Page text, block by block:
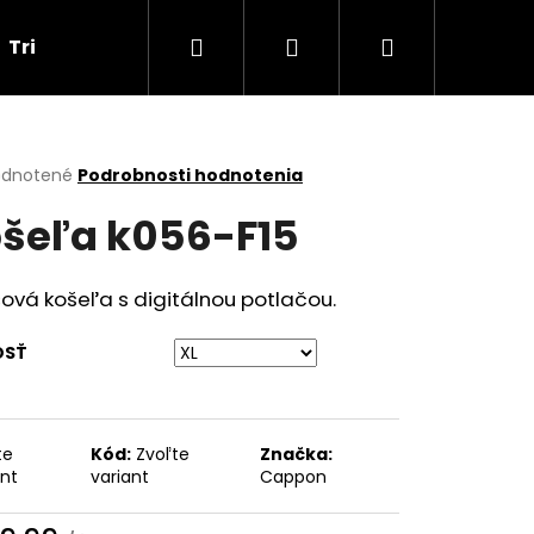
Tričká Darčekové poukážky
Hľadať PrihlásenieNákupný
Podrobnosti hodnotenia
k056-F15
košeľa s digitálnou potlačou.
Kód: Zvoľte
variant
Značka:
Cappon
Nasledujúce